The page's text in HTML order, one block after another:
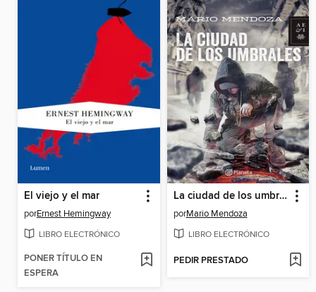
El viejo y el mar
porErnest Hemingway
LIBRO ELECTRÓNICO
PONER TÍTULO EN
ESPERA
La ciudad de los umbrales
porMario Mendoza
LIBRO ELECTRÓNICO
PEDIR PRESTADO